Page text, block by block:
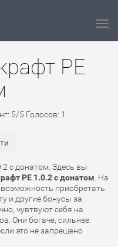
PE
5/5 Голосов: 1
с донатом. Здесь вы
PE 1.0.2 с донатом . На
приобретать
и другие бонусы за
чувтвуют себя на
Они богаче, сильнее.
это не запрещено